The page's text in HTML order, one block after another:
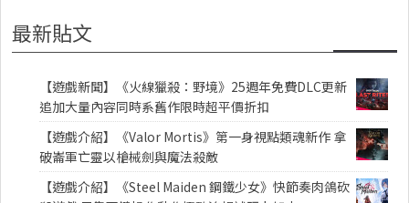
最新貼文
【遊戲新聞】《火線獵殺：野境》25週年免費DLC更新
追加大量內容同時系舊作限時超平價折扣
【遊戲介紹】《Valor Mortis》第一身視點類魂新作 拿
破崙軍亡靈以槍械劍與魔法殺敵
【遊戲介紹】《Steel Maiden 鋼鐵少女》快節奏肉鴿砍